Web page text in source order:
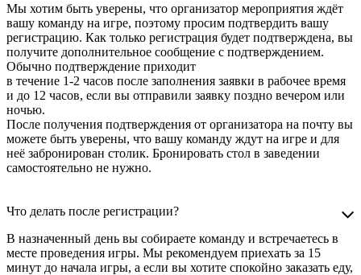
Мы хотим быть уверены, что организатор мероприятия ждёт
вашу команду на игре, поэтому просим подтвердить вашу
регистрацию. Как только регистрация будет подтверждена, вы
получите дополнительное сообщение с подтверждением.
Обычно подтверждение приходит
в течение 1-2 часов после заполнения заявки в рабочее время
и до 12 часов, если вы отправили заявку поздно вечером или
ночью.
После получения подтверждения от организатора на почту вы
можете быть уверены, что вашу команду ждут на игре и для
неё забронирован столик. Бронировать стол в заведении
самостоятельно не нужно.
Что делать после регистрации?
В назначенный день вы собираете команду и встречаетесь в
месте проведения игры. Мы рекомендуем приехать за 15
минут до начала игры, а если вы хотите спокойно заказать еду,